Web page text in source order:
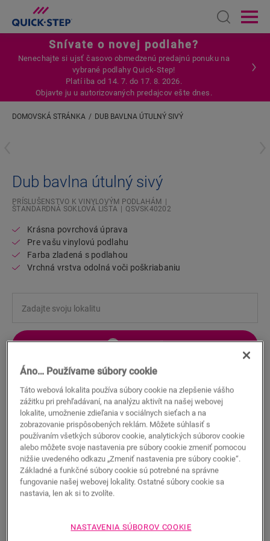
Open
Snívate o novej podlahe?
Nenechajte si ujsť časovo obmedzenú predajnú ponuku na
vybrané podlahy Quick-Step!
Platí iba od 14. 7. do 17. 8. 2026.
Objavte ju u autorizovaných predajcov ešte dnes.
DOMOVSKÁ STRÁNKA DUB BAVLNA ÚTULNÝ SIVÝ
Dub bavlna útulný sivý
PRÍSLUŠENSTVO K VINYLOVÝM PODLAHÁM
ŠTANDARDNÁ SOKLOVÁ LIŠTA
QSVSK40202
Krásna povrchová úprava
Pre vašu vinylovú podlahu
Farba zladená s podlahou
Vrchná vrstva odolná voči poškriabaniu
HĽADAŤ
Vlastnosti produktu
Táto rovná soklová lišta dokonale ladí s farbou vašej podlahy.
Jednoduchá montáž s lepidlom One4All Glue. Pre vodotesný
povrch vám odporúčame skombinovať ich s pásom
Foamstrip, súpravou Hydrokit a Hydrostripom. Táto soklová
lišta je taktiež dostupná v pretierateľnej bielej verzii
(QSSKPAINT).
Áno… Používame súbory cookie
Táto webová lokalita používa súbory cookie na zlepšenie vášho
zážitku pri prehľadávaní, na analýzu aktivít na našej webovej
lokalite, umožnenie zdieľania v sociálnych sieťach a na
zobrazovanie prispôsobených reklám. Môžete súhlasiť s
používaním všetkých súborov cookie, analytických súborov cookie
alebo môžete svoje nastavenia pre súbory cookie zmeniť pomocou
nižšie uvedeného odkazu „Zmeniť nastavenia pre súbory cookie“.
Základné a funkčné súbory cookie sú potrebné na správne
fungovanie našej webovej lokality. Ostatné súbory cookie sa
nastavia, len ak si to zvolíte.
NASTAVENIA SÚBOROV COOKIE